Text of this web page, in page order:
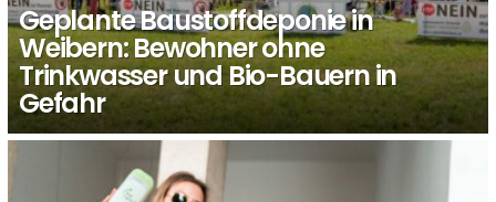
Geplante Baustoffdeponie in
Weibern: Bewohner ohne
Trinkwasser und Bio-Bauern in
Gefahr